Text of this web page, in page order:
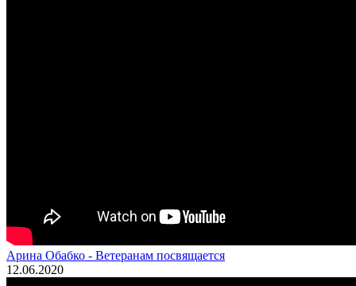
Арина Обабко - Ветеранам посвящается
12.06.2020